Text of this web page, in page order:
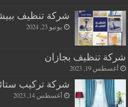
شركة تنظيف
يونيو 23, 2024
شركة تنظيف بجازان
أغسطس 19, 2023
شركة تركيب
أغسطس 14, 2023